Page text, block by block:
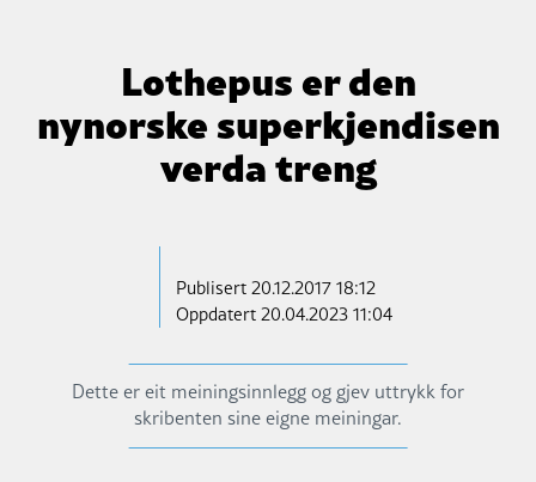
Lothepus er den
nynorske superkjendisen
verda treng
Publisert20.12.2017 18:12
Oppdatert 20.04.2023 11:04
Dette er eit meiningsinnlegg og gjev uttrykk for
skribenten sine eigne meiningar.